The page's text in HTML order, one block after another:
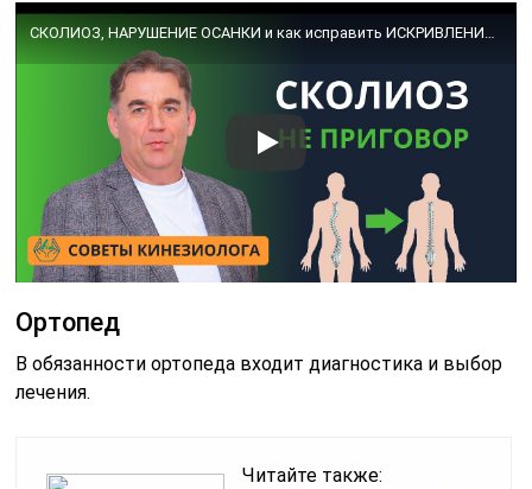
Ортопед
В обязанности ортопеда входит диагностика и выбор
лечения.
Читайте также: